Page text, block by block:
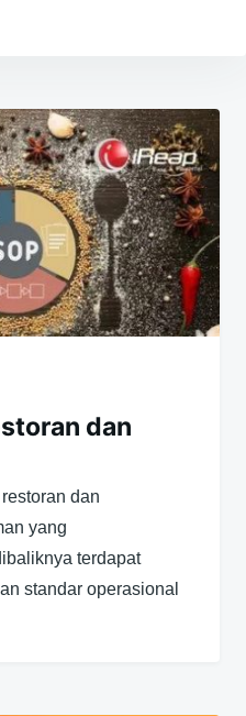
dan
dan
yang
terdapat
standar operasional